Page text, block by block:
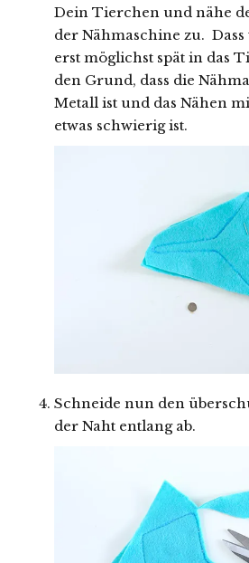
Dein Tierchen und nähe
der Nähmaschine zu.
erst möglichst spät in das
den Grund, dass die
Metall ist und das Nähen
etwas schwierig ist.
Schneide nun den
der Naht entlang ab.